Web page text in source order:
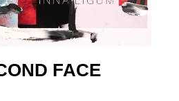
FACE